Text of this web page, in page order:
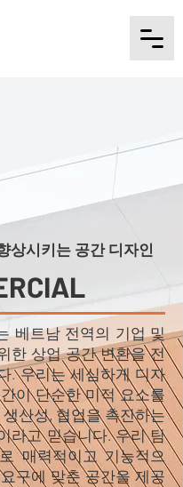
상시키는 공간 디자인
베트남 전역의 기업 및
한 상업 공간 변환을 전
. 우리는 세심하게 디자
이 단순한 미적 요소를
산성, 협업을 촉진하는
라고 믿습니다. 우리 팀
매력적이고 기능적으
구에 맞춘 공간을 제공